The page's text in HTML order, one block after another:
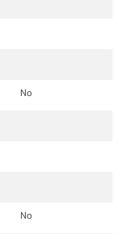
No
No